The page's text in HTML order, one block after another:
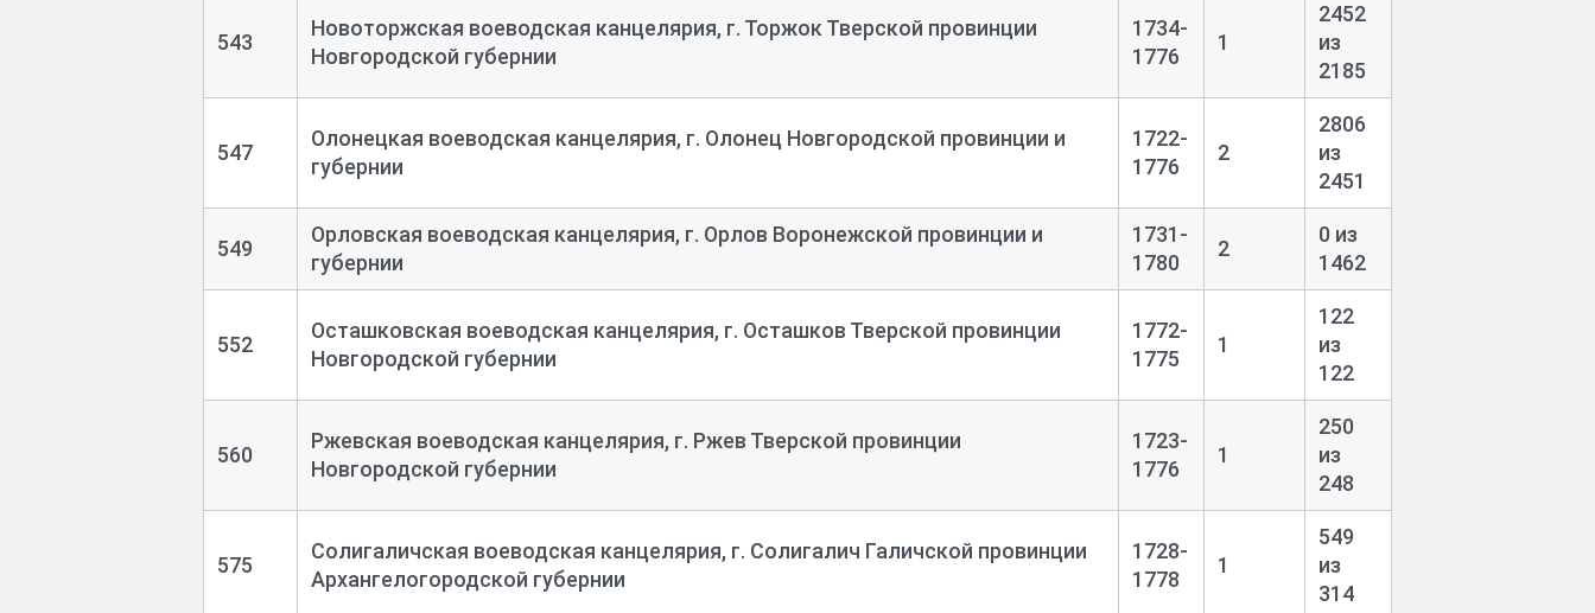
543
Новоторжская воеводская канцелярия, г. Торжок Тверской провинции
Новгородской губернии
1734-
1776
1
2452
из
2185
547
Олонецкая воеводская канцелярия, г. Олонец Новгородской провинции и
губернии
1722-
1776
2
2806
из
2451
549
Орловская воеводская канцелярия, г. Орлов Воронежской провинции и
губернии
1731-
1780
2
0 из
1462
552
Осташковская воеводская канцелярия, г. Осташков Тверской провинции
Новгородской губернии
1772-
1775
1
122
из
122
560
Ржевская воеводская канцелярия, г. Ржев Тверской провинции
Новгородской губернии
1723-
1776
1
250
из
248
575
Солигаличская воеводская канцелярия, г. Солигалич Галичской провинции
Архангелогородской губернии
1728-
1778
1
549
из
314